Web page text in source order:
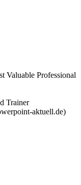
Valuable Professional
Trainer
aktuell.de)